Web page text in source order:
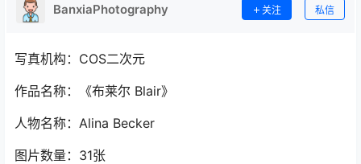
BanxiaPhotography 关注 私信
写真机构：COS二次元
作品名称：《布莱尔 Blair》
人物名称：Alina Becker
图片数量：31张